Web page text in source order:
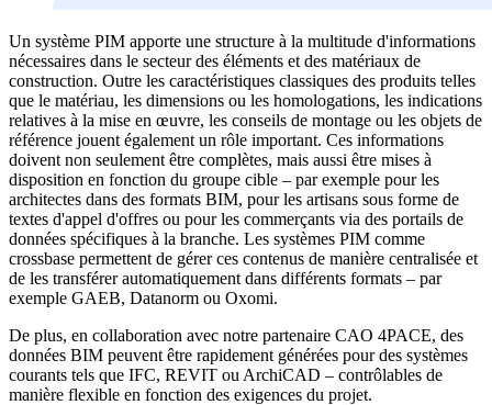
Un système PIM apporte une structure à la multitude d'informations
nécessaires dans le secteur des éléments et des matériaux de
construction. Outre les caractéristiques classiques des produits telles
que le matériau, les dimensions ou les homologations, les indications
relatives à la mise en œuvre, les conseils de montage ou les objets de
référence jouent également un rôle important. Ces informations
doivent non seulement être complètes, mais aussi être mises à
disposition en fonction du groupe cible – par exemple pour les
architectes dans des formats BIM, pour les artisans sous forme de
textes d'appel d'offres ou pour les commerçants via des portails de
données spécifiques à la branche. Les systèmes PIM comme
crossbase permettent de gérer ces contenus de manière centralisée et
de les transférer automatiquement dans différents formats – par
exemple GAEB, Datanorm ou Oxomi.
De plus, en collaboration avec notre partenaire CAO 4PACE, des
données BIM peuvent être rapidement générées pour des systèmes
courants tels que IFC, REVIT ou ArchiCAD – contrôlables de
manière flexible en fonction des exigences du projet.